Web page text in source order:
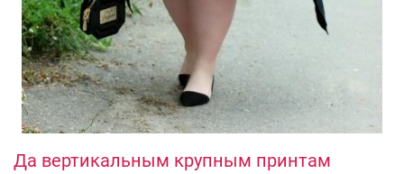
Да вертикальным крупным принтам